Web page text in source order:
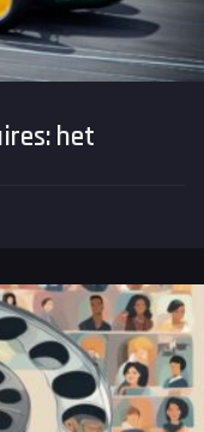
het